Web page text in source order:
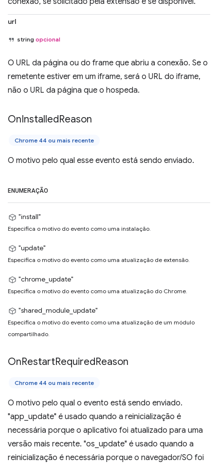
url
string opcional
O URL da página ou do frame que abriu a conexão. Se o
remetente estiver em um iframe, será o URL do iframe,
não o URL da página que o hospeda.
OnInstalledReason
Chrome 44 ou mais recente
O motivo pelo qual esse evento está sendo enviado.
ENUMERAÇÃO
"install"
Especifica o motivo do evento como uma instalação.
"update"
Especifica o motivo do evento como uma atualização de extensão.
"chrome_update"
Especifica o motivo do evento como uma atualização do Chrome.
"shared_module_update"
Especifica o motivo do evento como uma atualização de um módulo
compartilhado.
OnRestartRequiredReason
Chrome 44 ou mais recente
O motivo pelo qual o evento está sendo enviado.
"app_update" é usado quando a reinicialização é
necessária porque o aplicativo foi atualizado para uma
versão mais recente. "os_update" é usado quando a
reinicialização é necessária porque o navegador/SO foi